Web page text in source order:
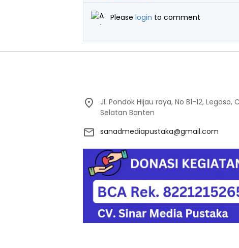
Please login to comment
Jl. Pondok Hijau raya, No B1-12,
Selatan Banten
sanadmediapustaka@gmail.com